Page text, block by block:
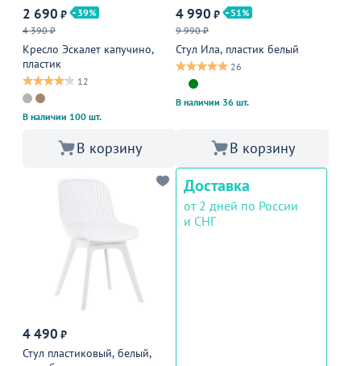
2 690 ₽
39
4 390 ₽
Кресло Эскалет капучино,
пластик
12
В наличии 100 шт.
В корзину
4 990 ₽
51
9 990 ₽
Стул Ила, пластик белый
26
В наличии 36 шт.
В корзину
4 490 ₽
Стул пластиковый, белый,
Доставка
от 2 дней по России
и СНГ